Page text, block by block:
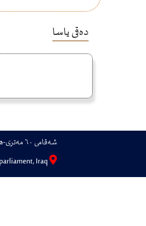
دەقی یاسا
شەقامی ٦٠ مەتری-هەولێر / هەرێمی کوردستان-عێراق